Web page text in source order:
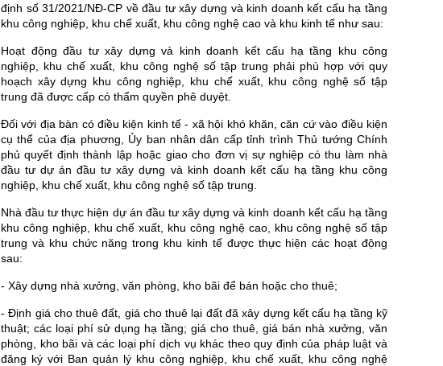
định số 31/2021/NĐ-CP về đầu tư xây dựng và kinh doanh kết cấu hạ tầng
khu công nghiệp, khu chế xuất, khu công nghệ cao và khu kinh tế như sau:
Hoạt động đầu tư xây dựng và kinh doanh kết cấu hạ tầng khu công
nghiệp, khu chế xuất, khu công nghệ số tập trung phải phù hợp với quy
hoạch xây dựng khu công nghiệp, khu chế xuất, khu công nghệ số tập
trung đã được cấp có thẩm quyền phê duyệt.
Đối với địa bàn có điều kiện kinh tế - xã hội khó khăn, căn cứ vào điều kiện
cụ thể của địa phương, Ủy ban nhân dân cấp tỉnh trình Thủ tướng Chính
phủ quyết định thành lập hoặc giao cho đơn vị sự nghiệp có thu làm nhà
đầu tư dự án đầu tư xây dựng và kinh doanh kết cấu hạ tầng khu công
nghiệp, khu chế xuất, khu công nghệ số tập trung.
Nhà đầu tư thực hiện dự án đầu tư xây dựng và kinh doanh kết cấu hạ tầng
khu công nghiệp, khu chế xuất, khu công nghệ cao, khu công nghệ số tập
trung và khu chức năng trong khu kinh tế được thực hiện các hoạt động
sau:
- Xây dựng nhà xưởng, văn phòng, kho bãi để bán hoặc cho thuê;
- Định giá cho thuê đất, giá cho thuê lại đất đã xây dựng kết cấu hạ tầng kỹ
thuật; các loại phí sử dụng hạ tầng; giá cho thuê, giá bán nhà xưởng, văn
phòng, kho bãi và các loại phí dịch vụ khác theo quy định của pháp luật và
đăng ký với Ban quản lý khu công nghiệp, khu chế xuất, khu công nghệ